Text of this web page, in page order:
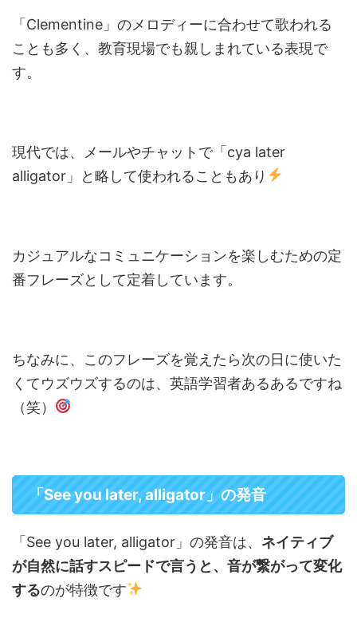
「Clementine」のメロディーに合わせて歌われる
ことも多く、教育現場でも親しまれている表現で
す。
現代では、メールやチャットで「cya later
alligator」と略して使われることもあり
カジュアルなコミュニケーションを楽しむための定
番フレーズとして定着しています。
ちなみに、このフレーズを覚えたら次の日に使いた
くてウズウズするのは、英語学習者あるあるですね
（笑）
「See you later, alligator」の発音
「See you later, alligator」の発音は、 ネイティブ
が自然に話すスピードで言うと、音が繋がって変化
するのが特徴です